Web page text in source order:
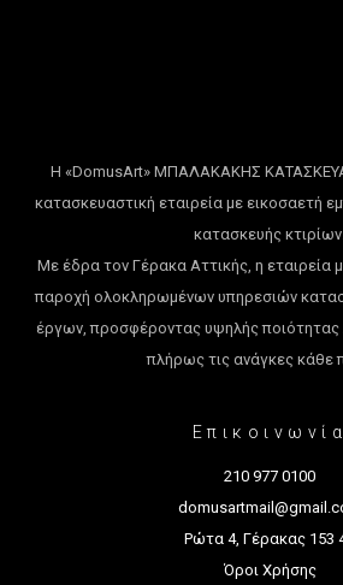
Η «DomusArt» ΜΠΑΛΑΚΑΚΗΣ
κατασκευαστική εταιρεία με εικοσαετή
κατασκευής κτιρίων.
Με έδρα τον Γέρακα Αττικής, η εταιρεία
παροχή ολοκληρωμένων υπηρεσιών
έργων, προσφέροντας υψηλής ποιότητας
πλήρως τις ανάγκες κάθε
Επικοινωνία
210 977 0100
Ρώτα 4, Γέρακας 153
Όροι Χρήσης